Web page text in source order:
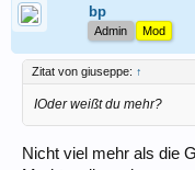
bp
Admin Mod
Zitat von giuseppe: ↑
IOder weißt du mehr?
Nicht viel mehr als die